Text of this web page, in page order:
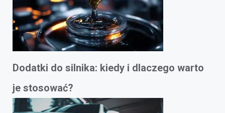
Dodatki do silnika: kiedy i dlaczego warto
je stosować?